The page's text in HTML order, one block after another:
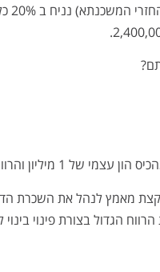
של 1 מיליון והרווחתם 400,000.
קצת מאמץ לנהל את השכרת
הגדול בצורת פינוי בינוי